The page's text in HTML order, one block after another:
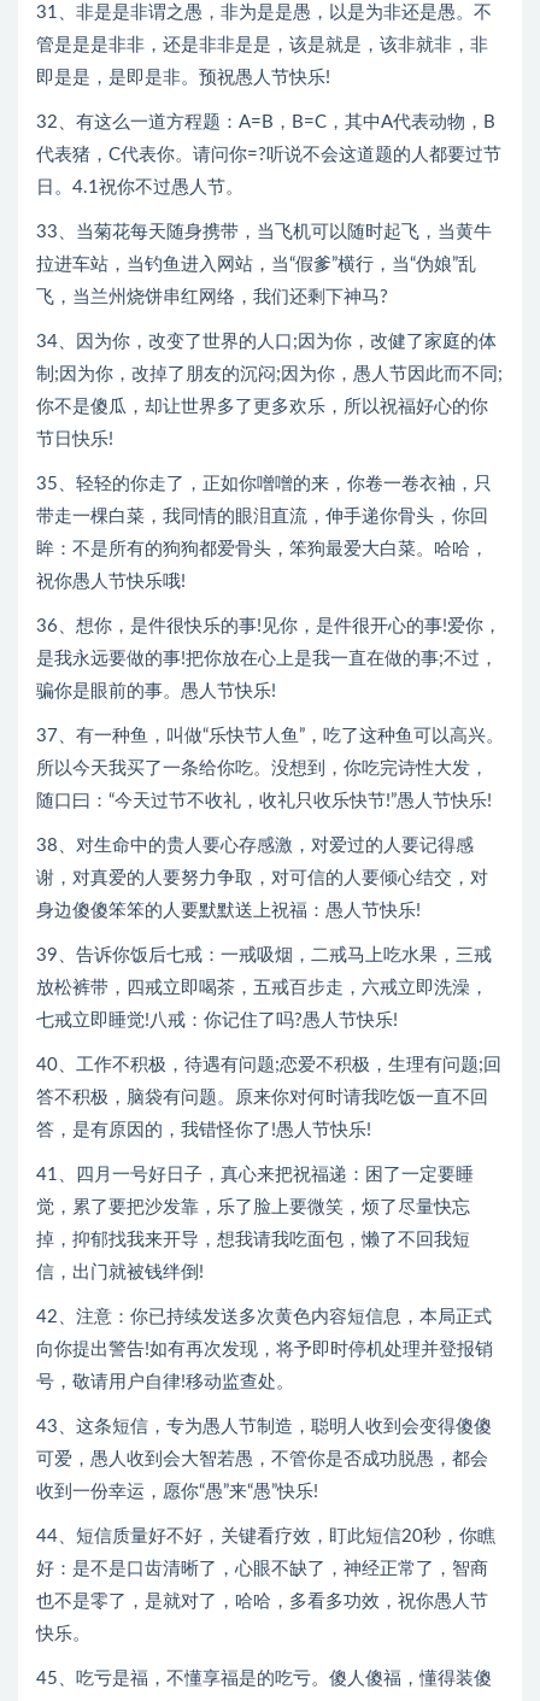
31、非是是非谓之愚，非为是是愚，以是为非还是愚。不
管是是是非非，还是非非是是，该是就是，该非就非，非
即是是，是即是非。预祝愚人节快乐!
32、有这么一道方程题：A=B，B=C，其中A代表动物，B
代表猪，C代表你。请问你=?听说不会这道题的人都要过节
日。4.1祝你不过愚人节。
33、当菊花每天随身携带，当飞机可以随时起飞，当黄牛
拉进车站，当钓鱼进入网站，当“假爹”横行，当“伪娘”乱
飞，当兰州烧饼串红网络，我们还剩下神马?
34、因为你，改变了世界的人口;因为你，改健了家庭的体
制;因为你，改掉了朋友的沉闷;因为你，愚人节因此而不同;
你不是傻瓜，却让世界多了更多欢乐，所以祝福好心的你
节日快乐!
35、轻轻的你走了，正如你噌噌的来，你卷一卷衣袖，只
带走一棵白菜，我同情的眼泪直流，伸手递你骨头，你回
眸：不是所有的狗狗都爱骨头，笨狗最爱大白菜。哈哈，
祝你愚人节快乐哦!
36、想你，是件很快乐的事!见你，是件很开心的事!爱你，
是我永远要做的事!把你放在心上是我一直在做的事;不过，
骗你是眼前的事。愚人节快乐!
37、有一种鱼，叫做“乐快节人鱼”，吃了这种鱼可以高兴。
所以今天我买了一条给你吃。没想到，你吃完诗性大发，
随口曰：“今天过节不收礼，收礼只收乐快节!”愚人节快乐!
38、对生命中的贵人要心存感激，对爱过的人要记得感
谢，对真爱的人要努力争取，对可信的人要倾心结交，对
身边傻傻笨笨的人要默默送上祝福：愚人节快乐!
39、告诉你饭后七戒：一戒吸烟，二戒马上吃水果，三戒
放松裤带，四戒立即喝茶，五戒百步走，六戒立即洗澡，
七戒立即睡觉!八戒：你记住了吗?愚人节快乐!
40、工作不积极，待遇有问题;恋爱不积极，生理有问题;回
答不积极，脑袋有问题。原来你对何时请我吃饭一直不回
答，是有原因的，我错怪你了!愚人节快乐!
41、四月一号好日子，真心来把祝福递：困了一定要睡
觉，累了要把沙发靠，乐了脸上要微笑，烦了尽量快忘
掉，抑郁找我来开导，想我请我吃面包，懒了不回我短
信，出门就被钱绊倒!
42、注意：你已持续发送多次黄色内容短信息，本局正式
向你提出警告!如有再次发现，将予即时停机处理并登报销
号，敬请用户自律!移动监查处。
43、这条短信，专为愚人节制造，聪明人收到会变得傻傻
可爱，愚人收到会大智若愚，不管你是否成功脱愚，都会
收到一份幸运，愿你“愚”来“愚”快乐!
44、短信质量好不好，关键看疗效，盯此短信20秒，你瞧
好：是不是口齿清晰了，心眼不缺了，神经正常了，智商
也不是零了，是就对了，哈哈，多看多功效，祝你愚人节
快乐。
45、吃亏是福，不懂享福是的吃亏。傻人傻福，懂得装傻